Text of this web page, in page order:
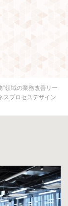
”領域の業務改善リー
スプロセスデザイン